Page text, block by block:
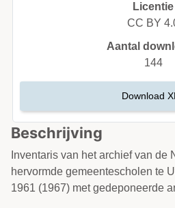
Beschrijving
Inventaris van het archief van de
hervormde gemeentescholen te
1961 (1967) met gedeponeerde
Licentie
CC BY
Aantal
144
Download